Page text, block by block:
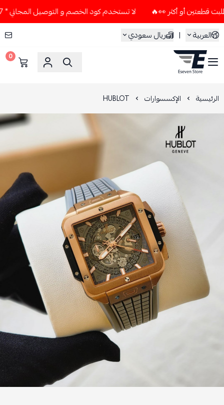
لا تستخدم كود الخصم و التوصيل المجاني " N7 " إلا إذا طلبت قطعتين أو أكثر 👀🔥
العربية
| ريال سعودي
ESEVEN STORE
0
الرئيسية الإكسسوارات HUBLOT